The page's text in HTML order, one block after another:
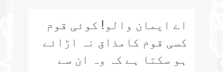
اے ایمان والو! کوئی قوم
کسی قوم کامذاق نہ اڑائے
ہو سکتا ہے کہ وہ ان سے